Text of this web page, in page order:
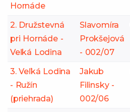
Hornáde
2. Družstevná
pri Hornáde -
Veľká Lodina
Slavomíra
Prokšejová
- 002/07
3. Veľká Lodina
- Ružín
(priehrada)
Jakub
Filinsky -
002/06